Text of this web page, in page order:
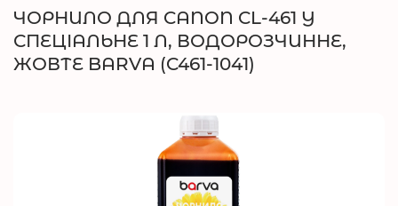
ЧОРНИЛО ДЛЯ CANON CL-461 Y
СПЕЦІАЛЬНЕ 1 Л, ВОДОРОЗЧИННЕ,
ЖОВТЕ BARVA (C461-1041)